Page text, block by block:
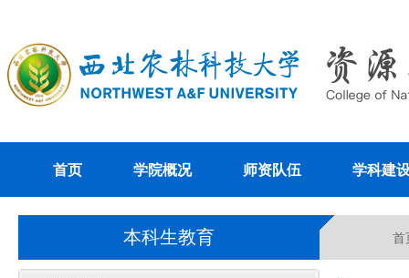
首页 学院概况 师资队伍 学科建
本科生教育 首